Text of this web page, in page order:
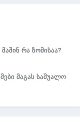
რა ზომისაა?
მაგას საშუალო